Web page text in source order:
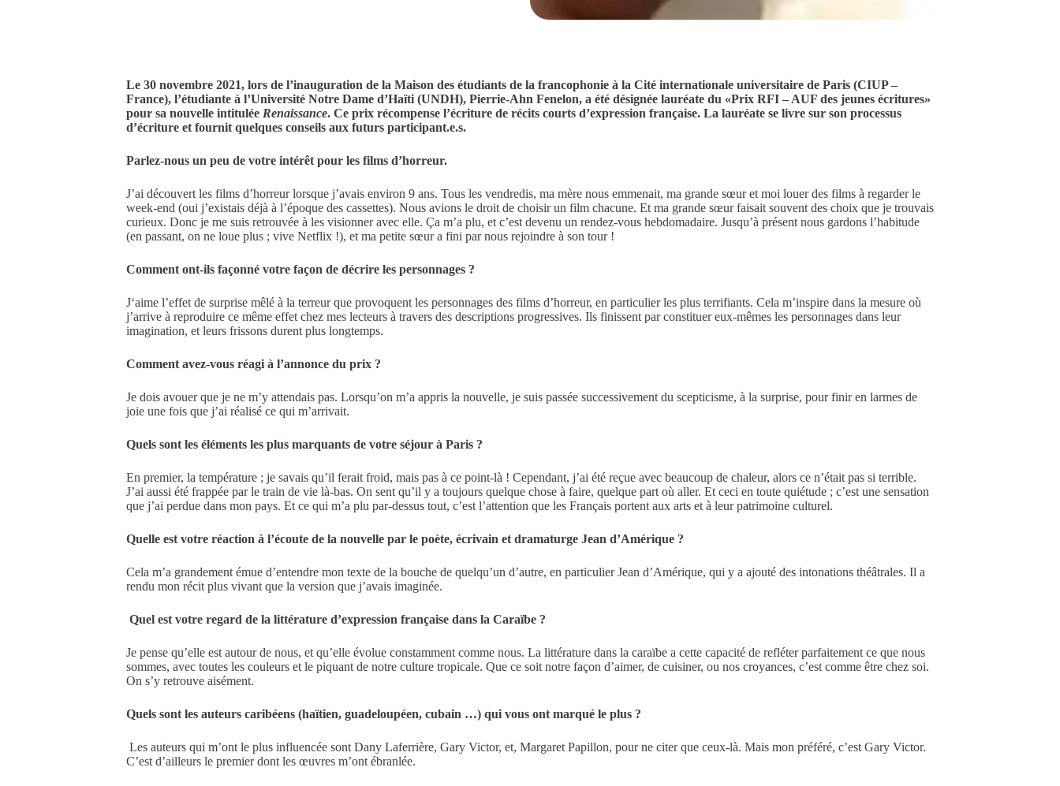
Le 30 novembre 2021, lors de l’inauguration de la Maison des étudiants de la francophonie à la Cité internationale universitaire de Paris (CIUP –
France), l’étudiante à l’Université Notre Dame d’Haïti (UNDH), Pierrie-Ahn Fenelon, a été désignée lauréate du «Prix RFI – AUF des jeunes écritures»
pour sa nouvelle intitulée Renaissance. Ce prix récompense l’écriture de récits courts d’expression française. La lauréate se livre sur son processus
d’écriture et fournit quelques conseils aux futurs participant.e.s.
Parlez-nous un peu de votre intérêt pour les films d’horreur.
J’ai découvert les films d’horreur lorsque j’avais environ 9 ans. Tous les vendredis, ma mère nous emmenait, ma grande sœur et moi louer des films à regarder le
week-end (oui j’existais déjà à l’époque des cassettes). Nous avions le droit de choisir un film chacune. Et ma grande sœur faisait souvent des choix que je trouvais
curieux. Donc je me suis retrouvée à les visionner avec elle. Ça m’a plu, et c’est devenu un rendez-vous hebdomadaire. Jusqu’à présent nous gardons l’habitude
(en passant, on ne loue plus ; vive Netflix !), et ma petite sœur a fini par nous rejoindre à son tour !
Comment ont-ils façonné votre façon de décrire les personnages ?
J‘aime l’effet de surprise mêlé à la terreur que provoquent les personnages des films d’horreur, en particulier les plus terrifiants. Cela m’inspire dans la mesure où
j’arrive à reproduire ce même effet chez mes lecteurs à travers des descriptions progressives. Ils finissent par constituer eux-mêmes les personnages dans leur
imagination, et leurs frissons durent plus longtemps.
Comment avez-vous réagi à l’annonce du prix ?
Je dois avouer que je ne m’y attendais pas. Lorsqu’on m’a appris la nouvelle, je suis passée successivement du scepticisme, à la surprise, pour finir en larmes de
joie une fois que j’ai réalisé ce qui m’arrivait.
Quels sont les éléments les plus marquants de votre séjour à Paris ?
En premier, la température ; je savais qu’il ferait froid, mais pas à ce point-là ! Cependant, j’ai été reçue avec beaucoup de chaleur, alors ce n’était pas si terrible.
J’ai aussi été frappée par le train de vie là-bas. On sent qu’il y a toujours quelque chose à faire, quelque part où aller. Et ceci en toute quiétude ; c’est une sensation
que j’ai perdue dans mon pays. Et ce qui m’a plu par-dessus tout, c’est l’attention que les Français portent aux arts et à leur patrimoine culturel.
Quelle est votre réaction à l’écoute de la nouvelle par le poète, écrivain et dramaturge Jean d’Amérique ?
Cela m’a grandement émue d’entendre mon texte de la bouche de quelqu’un d’autre, en particulier Jean d’Amérique, qui y a ajouté des intonations théâtrales. Il a
rendu mon récit plus vivant que la version que j’avais imaginée.
Quel est votre regard de la littérature d’expression française dans la Caraïbe ?
Je pense qu’elle est autour de nous, et qu’elle évolue constamment comme nous. La littérature dans la caraïbe a cette capacité de refléter parfaitement ce que nous
sommes, avec toutes les couleurs et le piquant de notre culture tropicale. Que ce soit notre façon d’aimer, de cuisiner, ou nos croyances, c’est comme être chez soi.
On s’y retrouve aisément.
Quels sont les auteurs caribéens (haïtien, guadeloupéen, cubain …) qui vous ont marqué le plus ?
Les auteurs qui m’ont le plus influencée sont Dany Laferrière, Gary Victor, et, Margaret Papillon, pour ne citer que ceux-là. Mais mon préféré, c’est Gary Victor.
C’est d’ailleurs le premier dont les œuvres m’ont ébranlée.